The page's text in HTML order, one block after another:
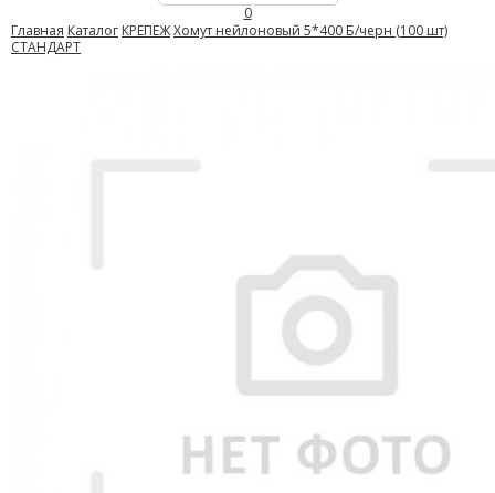
0
Главная Каталог КРЕПЕЖХомут нейлоновый 5*400 Б/черн (100 шт)
СТАНДАРТ